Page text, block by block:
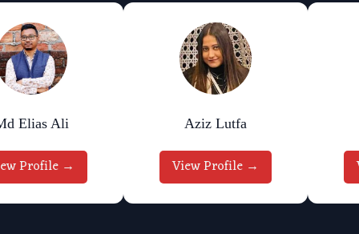
Elias Ali
Profile →
Aziz Lutfa
View Profile →